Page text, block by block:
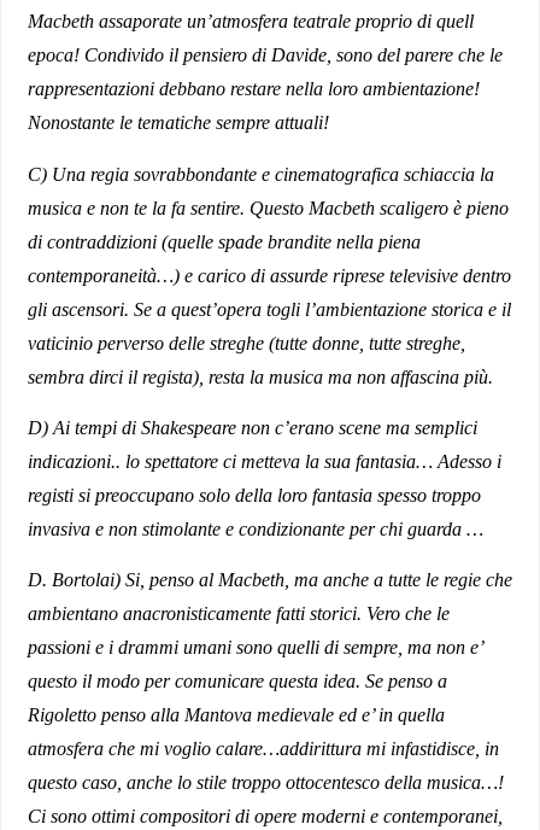
Macbeth assaporate un’atmosfera teatrale proprio di quell
epoca! Condivido il pensiero di Davide, sono del parere che le
rappresentazioni debbano restare nella loro ambientazione!
Nonostante le tematiche sempre attuali!
C) Una regia sovrabbondante e cinematografica schiaccia la
musica e non te la fa sentire. Questo Macbeth scaligero è pieno
di contraddizioni (quelle spade brandite nella piena
contemporaneità…) e carico di assurde riprese televisive dentro
gli ascensori. Se a quest’opera togli l’ambientazione storica e il
vaticinio perverso delle streghe (tutte donne, tutte streghe,
sembra dirci il regista), resta la musica ma non affascina più.
D) Ai tempi di Shakespeare non c’erano scene ma semplici
indicazioni.. lo spettatore ci metteva la sua fantasia… Adesso i
registi si preoccupano solo della loro fantasia spesso troppo
invasiva e non stimolante e condizionante per chi guarda …
D. Bortolai) Si, penso al Macbeth, ma anche a tutte le regie che
ambientano anacronisticamente fatti storici. Vero che le
passioni e i drammi umani sono quelli di sempre, ma non e’
questo il modo per comunicare questa idea. Se penso a
Rigoletto penso alla Mantova medievale ed e’ in quella
atmosfera che mi voglio calare…addirittura mi infastidisce, in
questo caso, anche lo stile troppo ottocentesco della musica…!
Ci sono ottimi compositori di opere moderni e contemporanei,